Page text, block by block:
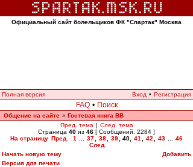
Официальный сайт болельщиков ФК "Спартак" Москва
Полная версия Вход • Регистрация
FAQ • Поиск
Общение на сайте » Гостевая книга ВВ
Пред. тема | След. тема
Страница 40 из 46 [ Сообщений: 2284 ]
На страницу Пред. 1 37 38 39 40 41 42 43
46
След.
Начать новую тему
Добавить
Версия для печати